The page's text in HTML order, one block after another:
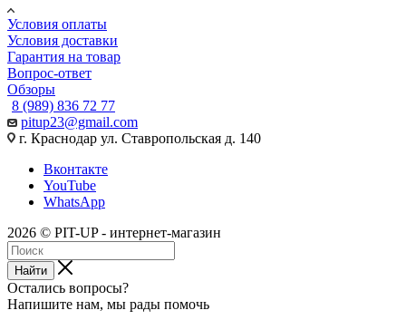
Условия оплаты
Условия доставки
Гарантия на товар
Вопрос-ответ
Обзоры
8 (989) 836 72 77
pitup23@gmail.com
г. Краснодар ул. Ставропольская д. 140
Вконтакте
YouTube
WhatsApp
2026 © PIT-UP - интернет-магазин
Найти
Остались вопросы?
Напишите нам, мы рады помочь